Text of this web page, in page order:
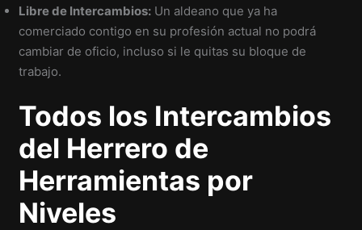
Libre de Intercambios: Un aldeano que ya ha
comerciado contigo en su profesión actual no podrá
cambiar de oficio, incluso si le quitas su bloque de
trabajo.
Todos los Intercambios
del Herrero de
Herramientas por
Niveles